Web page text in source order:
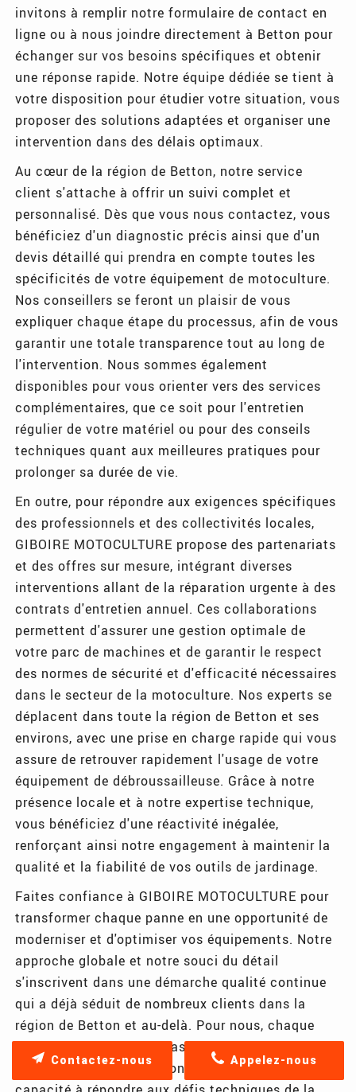
invitons à remplir notre formulaire de contact en
ligne ou à nous joindre directement à Betton pour
échanger sur vos besoins spécifiques et obtenir
une réponse rapide. Notre équipe dédiée se tient à
votre disposition pour étudier votre situation, vous
proposer des solutions adaptées et organiser une
intervention dans des délais optimaux.
Au cœur de la région de Betton, notre service
client s'attache à offrir un suivi complet et
personnalisé. Dès que vous nous contactez, vous
bénéficiez d'un diagnostic précis ainsi que d'un
devis détaillé qui prendra en compte toutes les
spécificités de votre équipement de motoculture.
Nos conseillers se feront un plaisir de vous
expliquer chaque étape du processus, afin de vous
garantir une totale transparence tout au long de
l'intervention. Nous sommes également
disponibles pour vous orienter vers des services
complémentaires, que ce soit pour l'entretien
régulier de votre matériel ou pour des conseils
techniques quant aux meilleures pratiques pour
prolonger sa durée de vie.
En outre, pour répondre aux exigences spécifiques
des professionnels et des collectivités locales,
GIBOIRE MOTOCULTURE propose des partenariats
et des offres sur mesure, intégrant diverses
interventions allant de la réparation urgente à des
contrats d'entretien annuel. Ces collaborations
permettent d'assurer une gestion optimale de
votre parc de machines et de garantir le respect
des normes de sécurité et d'efficacité nécessaires
dans le secteur de la motoculture. Nos experts se
déplacent dans toute la région de Betton et ses
environs, avec une prise en charge rapide qui vous
assure de retrouver rapidement l'usage de votre
équipement de débroussailleuse. Grâce à notre
présence locale et à notre expertise technique,
vous bénéficiez d'une réactivité inégalée,
renforçant ainsi notre engagement à maintenir la
qualité et la fiabilité de vos outils de jardinage.
Faites confiance à GIBOIRE MOTOCULTURE pour
transformer chaque panne en une opportunité de
moderniser et d'optimiser vos équipements. Notre
approche globale et notre souci du détail
s'inscrivent dans une démarche qualité continue
qui a déjà séduit de nombreux clients dans la
région de Betton et au-delà. Pour nous, chaque
intervention est une occasion de démontrer notre
expertise, notre professionnalisme et notre
Appelez-nous
Contactez-nous